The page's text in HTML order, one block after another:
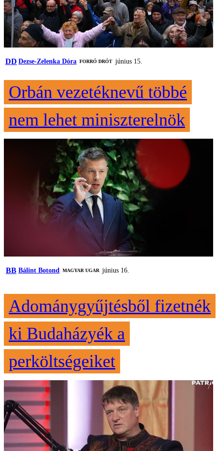
DD Dezse-Zelenka Dóra FORRÓ DRÓT június 15.
Orbán vezetéknevű többé
nem lehet miniszterelnök
BB Bálint Botond MAGYAR UGAR június 16.
Adománygyűjtésből fizetnék
ki Budaházyék a
perköltségeiket